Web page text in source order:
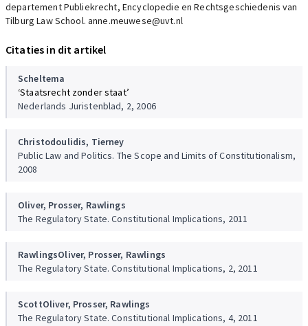
departement Publiekrecht, Encyclopedie en Rechtsgeschiedenis van
Tilburg Law School. anne.meuwese@uvt.nl
Citaties in dit artikel
Scheltema
‘Staatsrecht zonder staat’
Nederlands Juristenblad, 2, 2006
Christodoulidis, Tierney
Public Law and Politics. The Scope and Limits of Constitutionalism,
2008
Oliver, Prosser, Rawlings
The Regulatory State. Constitutional Implications, 2011
RawlingsOliver, Prosser, Rawlings
The Regulatory State. Constitutional Implications, 2, 2011
ScottOliver, Prosser, Rawlings
The Regulatory State. Constitutional Implications, 4, 2011